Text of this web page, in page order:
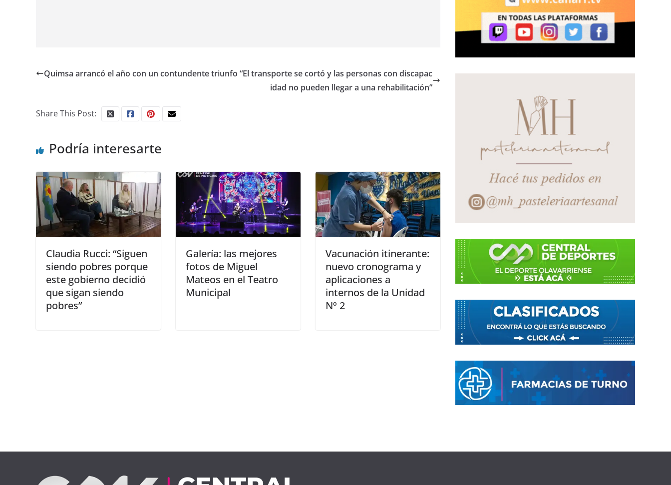
Quimsa arrancó el año con un contundente triunfo “El transporte se cortó y las personas con discapac
idad no pueden llegar a una rehabilitación”
Share This Post:
Podría interesarte
Claudia Rucci: “Siguen
siendo pobres porque
este gobierno decidió
que sigan siendo
pobres”
Galería: las mejores
fotos de Miguel
Mateos en el Teatro
Municipal
Vacunación itinerante:
nuevo cronograma y
aplicaciones a
internos de la Unidad
Nº 2